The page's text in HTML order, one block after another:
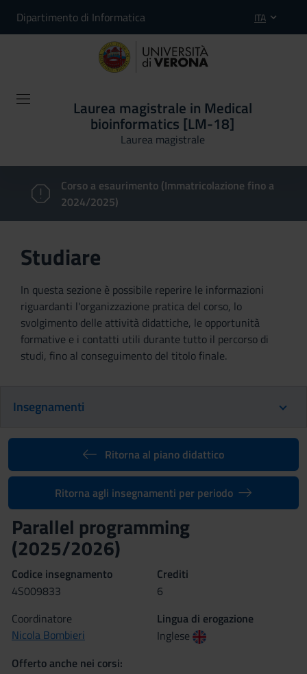
Dipartimento di Informatica ITA
Laurea magistrale in Medical
bioinformatics [LM-18]
Laurea magistrale
Corso a esaurimento (Immatricolazione fino a
2024/2025)
Studiare
In questa sezione è possibile reperire le informazioni
riguardanti l'organizzazione pratica del corso, lo
svolgimento delle attività didattiche, le opportunità
formative e i contatti utili durante tutto il percorso di
studi, fino al conseguimento del titolo finale.
Insegnamenti
Ritorna al piano didattico
Ritorna agli insegnamenti per periodo
Parallel programming
(2025/2026)
Codice insegnamento
4S009833
Crediti
6
Coordinatore
Nicola Bombieri
Lingua di erogazione
Inglese
Offerto anche nei corsi: